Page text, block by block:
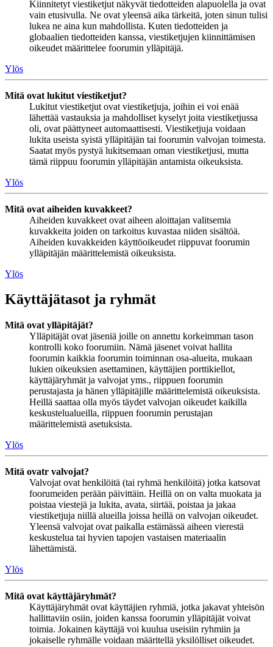
Kiinnitetyt viestiketjut näkyvät tiedotteiden alapuolella ja ovat
vain etusivulla. Ne ovat yleensä aika tärkeitä, joten sinun tulisi
lukea ne aina kun mahdollista. Kuten tiedotteiden ja
globaalien tiedotteiden kanssa, viestiketjujen kiinnittämisen
oikeudet määrittelee foorumin ylläpitäjä.
Ylös
Mitä ovat lukitut viestiketjut?
Lukitut viestiketjut ovat viestiketjuja, joihin ei voi enää
lähettää vastauksia ja mahdolliset kyselyt joita viestiketjussa
oli, ovat päättyneet automaattisesti. Viestiketjuja voidaan
lukita useista syistä ylläpitäjän tai foorumin valvojan toimesta.
Saatat myös pystyä lukitsemaan oman viestiketjusi, mutta
tämä riippuu foorumin ylläpitäjän antamista oikeuksista.
Ylös
Mitä ovat aiheiden kuvakkeet?
Aiheiden kuvakkeet ovat aiheen aloittajan valitsemia
kuvakkeita joiden on tarkoitus kuvastaa niiden sisältöä.
Aiheiden kuvakkeiden käyttöoikeudet riippuvat foorumin
ylläpitäjän määrittelemistä oikeuksista.
Ylös
Käyttäjätasot ja ryhmät
Mitä ovat ylläpitäjät?
Ylläpitäjät ovat jäseniä joille on annettu korkeimman tason
kontrolli koko foorumiin. Nämä jäsenet voivat hallita
foorumin kaikkia foorumin toiminnan osa-alueita, mukaan
lukien oikeuksien asettaminen, käyttäjien porttikiellot,
käyttäjäryhmät ja valvojat yms., riippuen foorumin
perustajasta ja hänen ylläpitäjille määrittelemistä oikeuksista.
Heillä saattaa olla myös täydet valvojan oikeudet kaikilla
keskustelualueilla, riippuen foorumin perustajan
määrittelemistä asetuksista.
Ylös
Mitä ovatr valvojat?
Valvojat ovat henkilöitä (tai ryhmä henkilöitä) jotka katsovat
foorumeiden perään päivittäin. Heillä on on valta muokata ja
poistaa viestejä ja lukita, avata, siirtää, poistaa ja jakaa
viestiketjuja niillä alueilla joissa heillä on valvojan oikeudet.
Yleensä valvojat ovat paikalla estämässä aiheen vierestä
keskustelua tai hyvien tapojen vastaisen materiaalin
lähettämistä.
Ylös
Mitä ovat käyttäjäryhmät?
Käyttäjäryhmät ovat käyttäjien ryhmiä, jotka jakavat yhteisön
hallittaviin osiin, joiden kanssa foorumin ylläpitäjät voivat
toimia. Jokainen käyttäjä voi kuulua useisiin ryhmiin ja
jokaiselle ryhmälle voidaan määritellä yksilölliset oikeudet.